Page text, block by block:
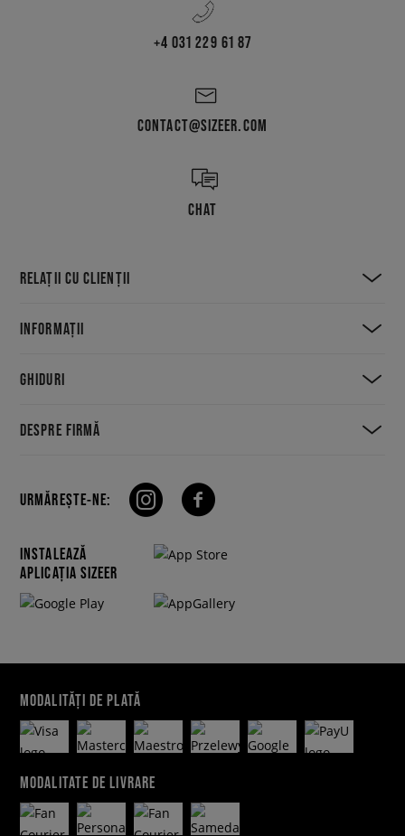
+4 031 229 61 87
CONTACT@SIZEER.COM
CHAT
RELAȚII CU CLIENȚII
INFORMAȚII
GHIDURI
DESPRE FIRMĂ
URMĂREȘTE-NE:
INSTALEAZĂ
APLICAȚIA SIZEER
MODALITĂȚI DE PLATĂ
MODALITATE DE LIVRARE